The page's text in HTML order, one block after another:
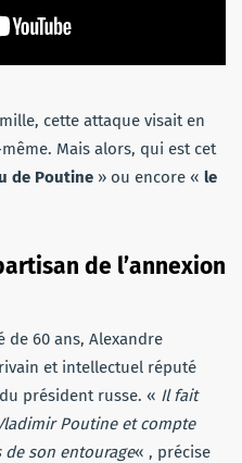
cette attaque visait en
Mais alors, qui est cet
de Poutine » ou encore « le
de l’annexion
de 60 ans, Alexandre
et intellectuel réputé
président russe. « Il fait
Poutine et compte
son entourage« , précise